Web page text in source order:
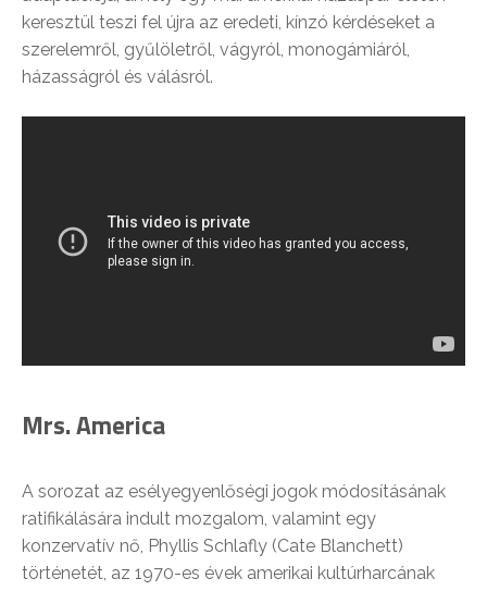
keresztül teszi fel újra az eredeti, kínzó kérdéseket a
szerelemről, gyűlöletről, vágyról, monogámiáról,
házasságról és válásról.
Mrs. America
A sorozat az esélyegyenlőségi jogok módosításának
ratifikálására indult mozgalom, valamint egy
konzervatív nő, Phyllis Schlafly (Cate Blanchett)
történetét, az 1970-es évek amerikai kultúrharcának